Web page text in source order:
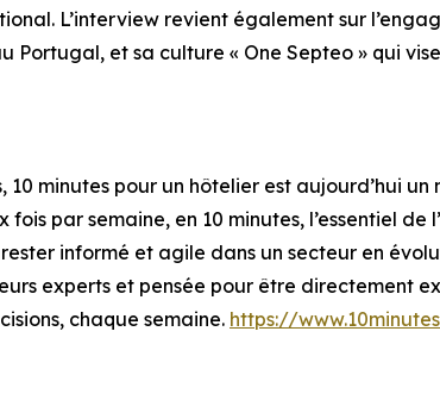
L’interview revient également sur
Portugal, et sa culture « One Septeo » qui
10 minutes pour un hôtelier est aujourd’hui
par semaine, en 10 minutes, l’essentiel
informé et agile dans un secteur en
experts et pensée pour être directement
chaque semaine. https://